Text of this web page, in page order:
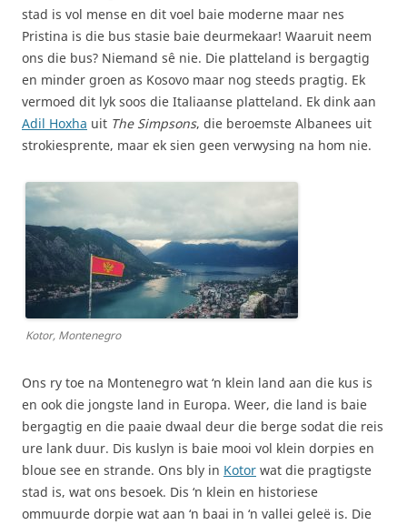
stad is vol mense en dit voel baie moderne maar nes
Pristina is die bus stasie baie deurmekaar! Waaruit neem
ons die bus? Niemand sê nie. Die platteland is bergagtig
en minder groen as Kosovo maar nog steeds pragtig. Ek
vermoed dit lyk soos die Italiaanse platteland. Ek dink aan
Adil Hoxha uit The Simpsons, die beroemste Albanees uit
strokiesprente, maar ek sien geen verwysing na hom nie.
Kotor, Montenegro
Ons ry toe na Montenegro wat ‘n klein land aan die kus is
en ook die jongste land in Europa. Weer, die land is baie
bergagtig en die paaie dwaal deur die berge sodat die reis
ure lank duur. Dis kuslyn is baie mooi vol klein dorpies en
bloue see en strande. Ons bly in Kotor wat die pragtigste
stad is, wat ons besoek. Dis ‘n klein en historiese
ommuurde dorpie wat aan ‘n baai in ‘n vallei geleë is. Die